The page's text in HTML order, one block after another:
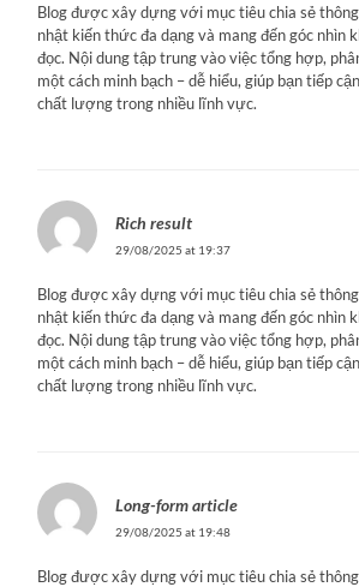
Blog được xây dựng với mục tiêu chia sẻ
nhật kiến thức đa dạng và mang đến góc nhìn
đọc. Nội dung tập trung vào việc tổng hợp,
một cách minh bạch – dễ hiểu, giúp bạn tiếp
chất lượng trong nhiều lĩnh vực.
Rich result
29/08/2025 at 19:37
Blog được xây dựng với mục tiêu chia sẻ
nhật kiến thức đa dạng và mang đến góc nhìn
đọc. Nội dung tập trung vào việc tổng hợp,
một cách minh bạch – dễ hiểu, giúp bạn tiếp
chất lượng trong nhiều lĩnh vực.
Long-form article
29/08/2025 at 19:48
Blog được xây dựng với mục tiêu chia sẻ